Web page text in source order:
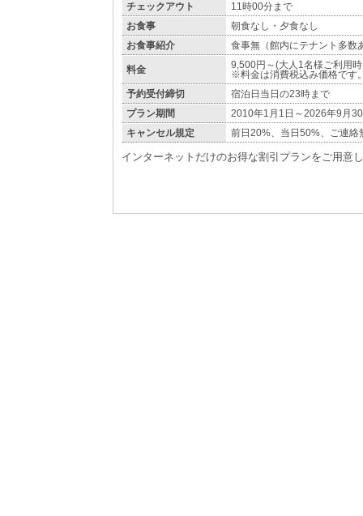
チェックアウト
11時00分まで
お食事
朝食なし・夕食なし
お食事紹介
食事無（館内にテナント多数
料金
9,500円～(大人1名様ご利用
※料金は消費税込み価格です
予約受付締切
宿泊日当日の23時まで
プラン期間
2010年1月1日～2026年9月
キャンセル規定
前日20%、当日50%、ご連絡
インターネットだけのお得な割引プランをご用意